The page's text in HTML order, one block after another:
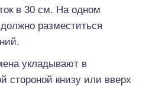
в 30 см. На одном
разместиться
укладывают в
стороной книзу или вверх